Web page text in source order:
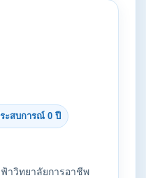
ะสบการณ์ 0 ปี
าวิทยาลัยการอาชีพ